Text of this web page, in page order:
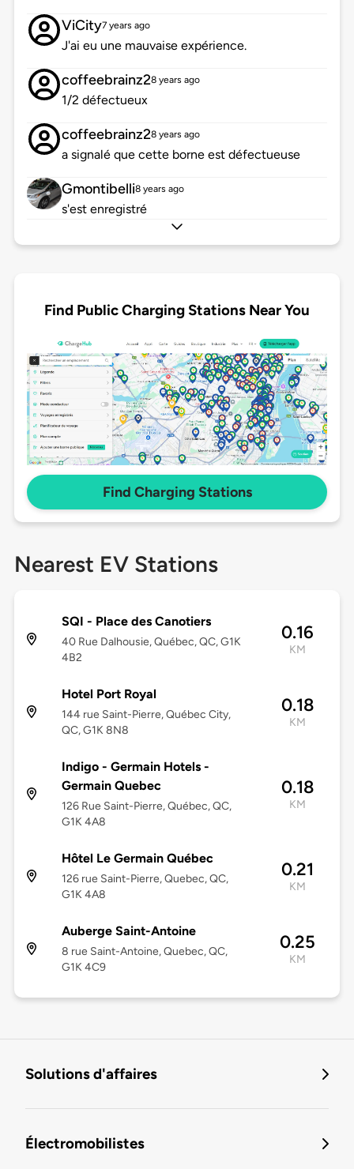
ViCity7 years ago
J'ai eu une mauvaise expérience.
coffeebrainz28 years ago
1/2 défectueux
coffeebrainz28 years ago
a signalé que cette borne est défectueuse
Gmontibelli8 years ago
s'est enregistré
Find Public Charging Stations Near You
Find Charging Stations
Nearest EV Stations
SQI - Place des Canotiers
40 Rue Dalhousie, Québec, QC, G1K
4B2
0.16
KM
Hotel Port Royal
144 rue Saint-Pierre, Québec City,
QC, G1K 8N8
0.18
KM
Indigo - Germain Hotels -
Germain Quebec
126 Rue Saint-Pierre, Québec, QC,
G1K 4A8
0.18
KM
Hôtel Le Germain Québec
126 rue Saint-Pierre, Quebec, QC,
G1K 4A8
0.21
KM
Auberge Saint-Antoine
8 rue Saint-Antoine, Quebec, QC,
G1K 4C9
0.25
KM
Solutions d'affaires
Électromobilistes